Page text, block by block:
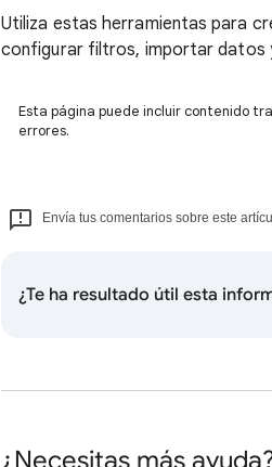
Utiliza estas herramientas para
configurar filtros, importar datos
Esta página puede incluir contenido
errores.
Envía tus comentarios sobre este
¿Te ha resultado útil esta